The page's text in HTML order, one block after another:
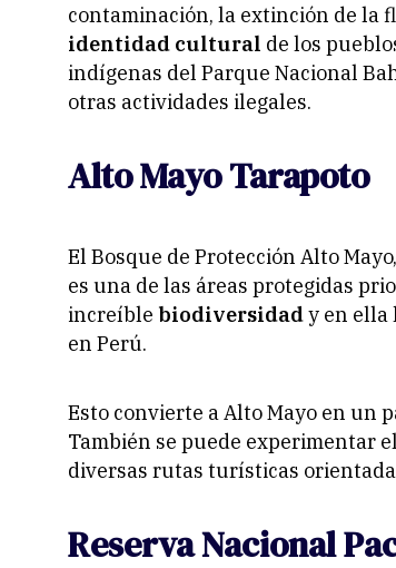
contaminación, la extinción de la
identidad cultural de los
indígenas del Parque Nacional
otras actividades ilegales.
Alto Mayo Tarapoto
El Bosque de Protección Alto
es una de las áreas protegidas
increíble biodiversidady en ella
en Perú.
Esto convierte a Alto Mayo en un
También se puede experimentar
diversas rutas turísticas
Reserva Nacional